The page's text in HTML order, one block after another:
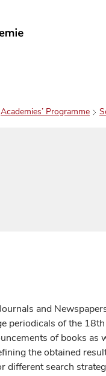
Academies’ Programme
and
periodicals of the
of books
the obtained
different search